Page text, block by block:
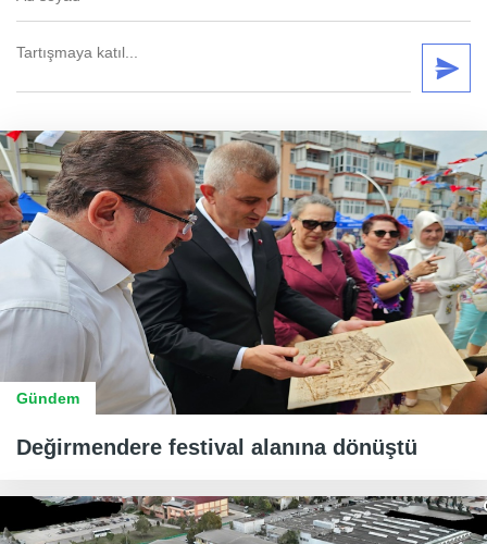
Gündem
Değirmendere festival alanına dönüştü